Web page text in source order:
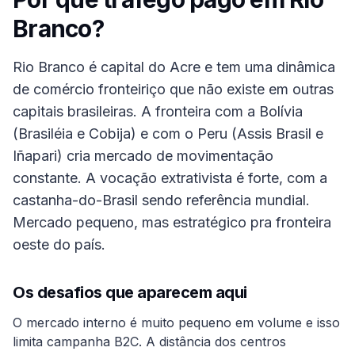
Branco?
Rio Branco é capital do Acre e tem uma dinâmica
de comércio fronteiriço que não existe em outras
capitais brasileiras. A fronteira com a Bolívia
(Brasiléia e Cobija) e com o Peru (Assis Brasil e
Iñapari) cria mercado de movimentação
constante. A vocação extrativista é forte, com a
castanha-do-Brasil sendo referência mundial.
Mercado pequeno, mas estratégico pra fronteira
oeste do país.
Os desafios que aparecem aqui
O mercado interno é muito pequeno em volume e isso
limita campanha B2C. A distância dos centros